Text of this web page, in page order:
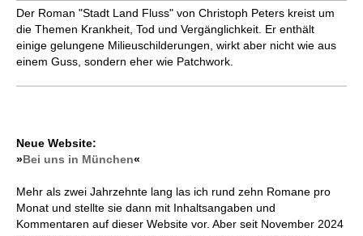
Der Roman "Stadt Land Fluss" von Christoph Peters kreist um
die Themen Krankheit, Tod und Vergänglichkeit. Er enthält
einige gelungene Milieuschilderungen, wirkt aber nicht wie aus
einem Guss, sondern eher wie Patchwork.
Neue Website:
»Bei uns in München«
Mehr als zwei Jahrzehnte lang las ich rund zehn Romane pro
Monat und stellte sie dann mit Inhaltsangaben und
Kommentaren auf dieser Website vor. Aber seit November 2024